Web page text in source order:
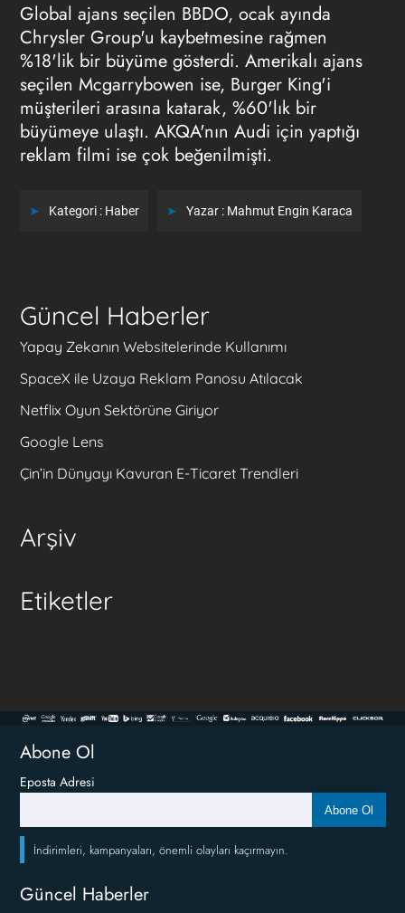
Global ajans seçilen BBDO, ocak ayında
Chrysler Group'u kaybetmesine rağmen
%18'lik bir büyüme gösterdi. Amerikalı ajans
seçilen Mcgarrybowen ise, Burger King'i
müşterileri arasına katarak, %60'lık bir
büyümeye ulaştı. AKQA'nın Audi için yaptığı
reklam filmi ise çok beğenilmişti.
Kategori : Haber Yazar : Mahmut Engin Karaca
Güncel Haberler
Yapay Zekanın Websitelerinde Kullanımı
SpaceX ile Uzaya Reklam Panosu Atılacak
Netflix Oyun Sektörüne Giriyor
Google Lens
Çin’in Dünyayı Kavuran E-Ticaret Trendleri
Arşiv
Etiketler
Abone Ol
Eposta Adresi
Abone Ol
İndirimleri, kampanyaları, önemli olayları kaçırmayın.
Güncel Haberler